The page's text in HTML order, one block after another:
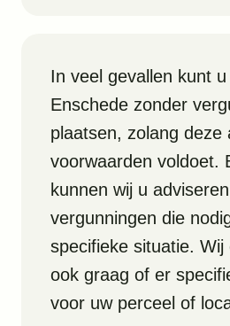
In veel gevallen kunt
Enschede zonder
plaatsen, zolang deze
voorwaarden voldoet.
kunnen wij u
vergunningen die
specifieke situatie. Wij
ook graag of er
voor uw perceel of